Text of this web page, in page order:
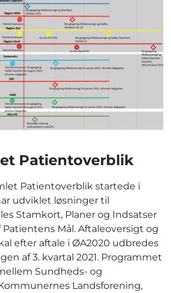
Patientoverblik
Patientoverblik startede i
udviklet løsninger til
Stamkort, Planer og Indsatser
Patientens Mål. Aftaleoversigt og
efter aftale i ØA2020 udbredes
af 3. kvartal 2021. Programmet
Sundheds- og
Landsforening,